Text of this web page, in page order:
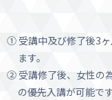
① 受講中及び修了後3
ます。
② 受講修了後、女性の
の優先入講が可能です